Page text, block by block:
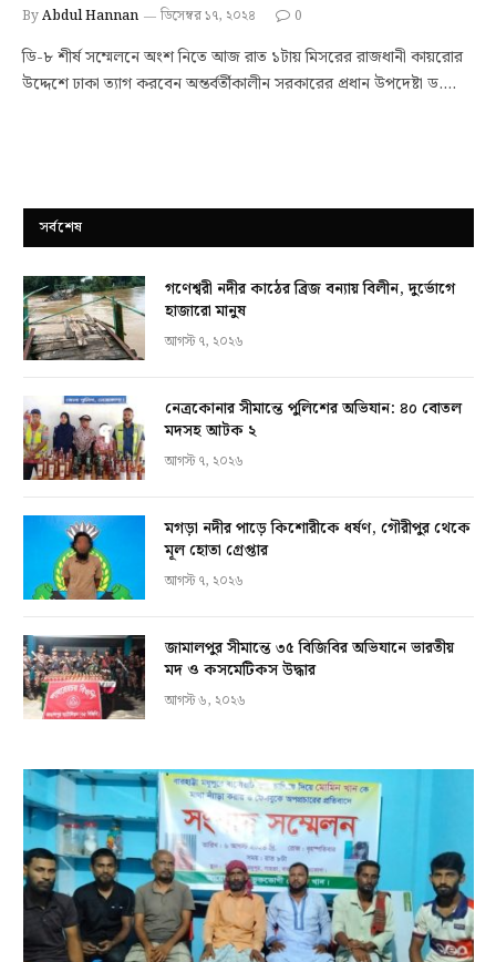
ByAbdul Hannan ডিসেম্বর ১৭, ২০২৪ 0
ডি-৮ শীর্ষ সম্মেলনে অংশ নিতে আজ রাত ১টায় মিসরের রাজধানী কায়রোর
উদ্দেশে ঢাকা ত্যাগ করবেন অন্তর্বর্তীকালীন সরকারের প্রধান উপদেষ্টা ড.…
সর্বশেষ
গণেশ্বরী নদীর কাঠের ব্রিজ বন্যায় বিলীন, দুর্ভোগে
হাজারো মানুষ
আগস্ট ৭, ২০২৬
নেত্রকোনার সীমান্তে পুলিশের অভিযান: ৪০ বোতল
মদসহ আটক ২
আগস্ট ৭, ২০২৬
মগড়া নদীর পাড়ে কিশোরীকে ধর্ষণ, গৌরীপুর থেকে
মূল হোতা গ্রেপ্তার
আগস্ট ৭, ২০২৬
জামালপুর সীমান্তে ৩৫ বিজিবির অভিযানে ভারতীয়
মদ ও কসমেটিকস উদ্ধার
আগস্ট ৬, ২০২৬